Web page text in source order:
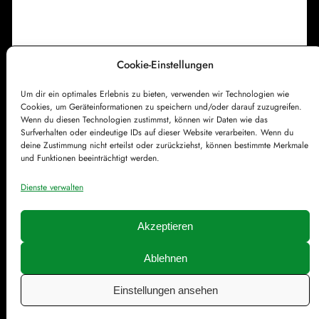
Cookie-Einstellungen
Um dir ein optimales Erlebnis zu bieten, verwenden wir Technologien wie
Cookies, um Geräteinformationen zu speichern und/oder darauf zuzugreifen.
Wenn du diesen Technologien zustimmst, können wir Daten wie das
Surfverhalten oder eindeutige IDs auf dieser Website verarbeiten. Wenn du
deine Zustimmung nicht erteilst oder zurückziehst, können bestimmte Merkmale
und Funktionen beeinträchtigt werden.
Dienste verwalten
Akzeptieren
Ablehnen
Einstellungen ansehen
k
i
r
c
h
e
Datenschutzerklärung
Cookie-Richtlinie (EU)Kontakt
© Färddfoddos.de | Gestaltet mit